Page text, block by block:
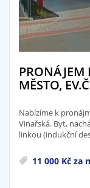
PRONÁJEM
MĚSTO,
Nabízíme k
Vinařská. Byt,
linkou (indukční
11 000 Kč za